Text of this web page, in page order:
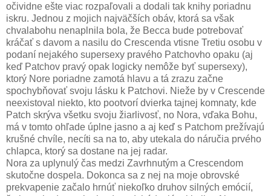
očividne ešte viac rozpaľovali a dodali tak knihy poriadnu
iskru. Jednou z mojich najväčších obáv, ktorá sa však
chvalabohu nenaplnila bola, že Becca bude potrebovať
kráčať s davom a nasilu do Crescenda vtisne Tretiu osobu v
podaní nejakého supersexy pravého Patchovho opaku (aj
keď Patchov pravý opak logicky nemôže byť supersexy),
ktorý Nore poriadne zamotá hlavu a tá zrazu začne
spochybňovať svoju lásku k Patchovi. Nieže by v Crescende
neexistoval niekto, kto pootvorí dvierka tajnej komnaty, kde
Patch skrýva všetku svoju žiarlivosť, no Nora, vďaka Bohu,
má v tomto ohľade úplne jasno a aj keď s Patchom prežívajú
krušné chvíle, necíti sa na to, aby utekala do náručia prvého
chlapca, ktorý sa dostane na jej radar.
Nora za uplynulý čas medzi Zavrhnutým a Crescendom
skutočne dospela. Dokonca sa z nej na moje obrovské
prekvapenie začalo hrnúť niekoľko druhov silných emócií,